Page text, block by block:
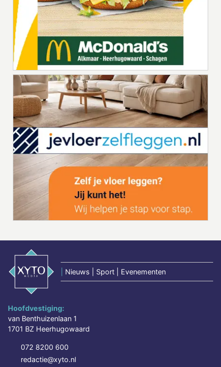
Nieuws | Sport | Evenementen
Hoofdvestiging:
van Benthuizenlaan 1
1701 BZ Heerhugowaard
072 8200 600
redactie@xyto.nl